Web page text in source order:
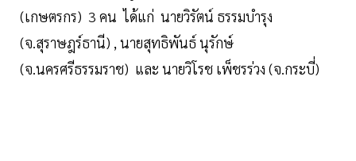
(เกษตรกร) 3 คน ได้แก่ นายวิรัตน์ ธรรมบำรุง
(จ.สุราษฎร์ธานี) , นายสุทธิพันธ์ นุรักษ์
(จ.นครศรีธรรมราช) และ นายวิโรช เพ็ชรร่วง (จ.กระบี่)